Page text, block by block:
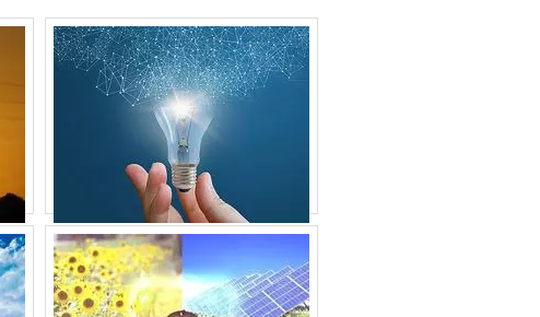
PAINEL DE ENERGIA SOLAR
PLACA DE ENERGIA SOLAR INDUSTRIAL
PLACA DE ENERGIA SOLAR PARA
RESIDÊNCIA
PLACA DE ENERGIA SOLAR PREÇO
PLACA DE ENERGIA SOLAR VALOR
PLACA DE ENERGIA SOLAR
PLACA ENERGIA SOLAR PREÇO
PLACA ENERGIA SOLAR
PROJETO DE ENERGIA SOLAR